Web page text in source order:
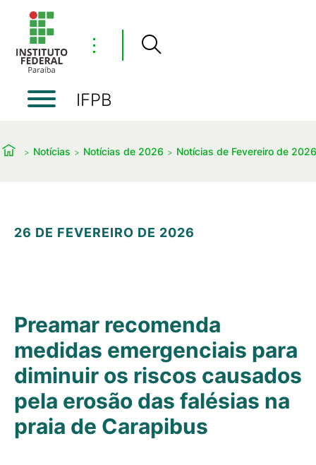
⋮
IFPB
Notícias Notícias de 2026 Notícias de Fevereiro de 2026
26 DE FEVEREIRO DE 2026
Preamar recomenda
medidas emergenciais para
diminuir os riscos causados
pela erosão das falésias na
praia de Carapibus